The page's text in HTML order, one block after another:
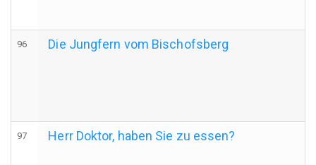
96 Die Jungfern vom Bischofsberg
97 Herr Doktor, haben Sie zu essen?